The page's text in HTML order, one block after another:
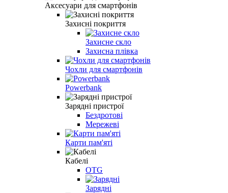
Аксесуари для смартфонів
Захисні покриття
Захисне скло
Захисна плівка
Чохли для смартфонів
Powerbank
Зарядні пристрої
Бездротові
Мережеві
Карти пам'яті
Кабелі
OTG
Зарядні